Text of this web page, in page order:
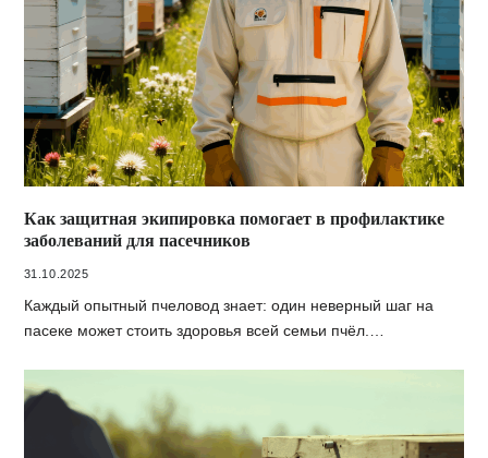
Как защитная экипировка помогает в профилактике
заболеваний для пасечников
31.10.2025
Каждый опытный пчеловод знает: один неверный шаг на
пасеке может стоить здоровья всей семьи пчёл.…